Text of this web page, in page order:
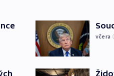
včera